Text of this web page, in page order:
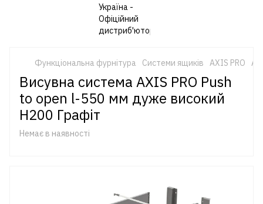
Функціональна фурнітура Системи ящиків AXIS PRO
Висувна система AXIS PRO Push
to open l-550 мм дуже високий
H200 Графіт
Немає в наявності